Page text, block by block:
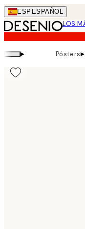
Skip
to
main
content.
ESP ESPAÑOL
LOS
▸ Pósters▸